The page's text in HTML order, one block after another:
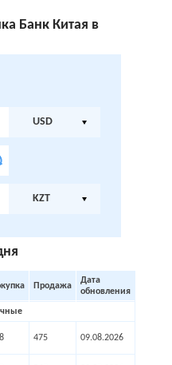
Банк Китая в
USD
KZT
Продажа
Дата
обновления
475 09.08.2026